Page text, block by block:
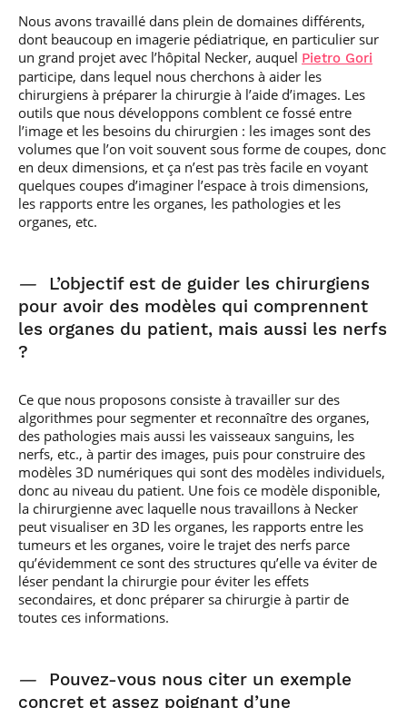
Nous avons travaillé dans plein de domaines différents,
dont beaucoup en imagerie pédiatrique, en particulier sur
un grand projet avec l’hôpital Necker, auquel Pietro Gori
participe, dans lequel nous cherchons à aider les
chirurgiens à préparer la chirurgie à l’aide d’images. Les
outils que nous développons comblent ce fossé entre
l’image et les besoins du chirurgien : les images sont des
volumes que l’on voit souvent sous forme de coupes, donc
en deux dimensions, et ça n’est pas très facile en voyant
quelques coupes d’imaginer l’espace à trois dimensions,
les rapports entre les organes, les pathologies et les
organes, etc.
—
L’objectif est de guider les chirurgiens
pour avoir des modèles qui comprennent
les organes du patient, mais aussi les nerfs
?
Ce que nous proposons consiste à travailler sur des
algorithmes pour segmenter et reconnaître des organes,
des pathologies mais aussi les vaisseaux sanguins, les
nerfs, etc., à partir des images, puis pour construire des
modèles 3D numériques qui sont des modèles individuels,
donc au niveau du patient. Une fois ce modèle disponible,
la chirurgienne avec laquelle nous travaillons à Necker
peut visualiser en 3D les organes, les rapports entre les
tumeurs et les organes, voire le trajet des nerfs parce
qu’évidemment ce sont des structures qu’elle va éviter de
léser pendant la chirurgie pour éviter les effets
secondaires, et donc préparer sa chirurgie à partir de
toutes ces informations.
—
Pouvez-vous nous citer un exemple
concret et assez poignant d’une